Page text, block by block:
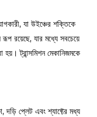
যা উইঞ্চের শক্তিকে
রূপ রয়েছে, যার মধ্যে সবচেয়ে
হয়। ট্রান্সমিশন মেকানিজমকে
প্লেট এবং শ্যাফ্টের মধ্য